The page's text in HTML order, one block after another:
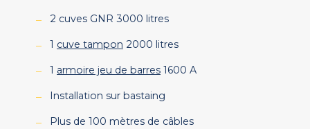
2 cuves GNR 3000 litres
1 cuve tampon 2000 litres
1 armoire jeu de barres 1600 A
Installation sur bastaing
Plus de 100 mètres de câbles